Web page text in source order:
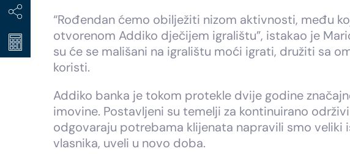
“Rođendan ćemo obilježiti nizom aktivnosti, među
otvorenom Addiko dječijem igralištu”, istakao je
su će se mališani na igralištu moći igrati, družiti sa
koristi.
Addiko banka je tokom protekle dvije godine
imovine. Postavljeni su temelji za kontinuirano
odgovaraju potrebama klijenata napravili smo veliki
vlasnika, uveli u novo doba.